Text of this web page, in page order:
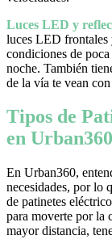
Luces LED y
luces LED frontales
condiciones de
noche. También
de la vía te vean
Tipos de
en Urban360
En Urban360,
necesidades, por lo
de patinetes
para moverte por la
mayor distancia,